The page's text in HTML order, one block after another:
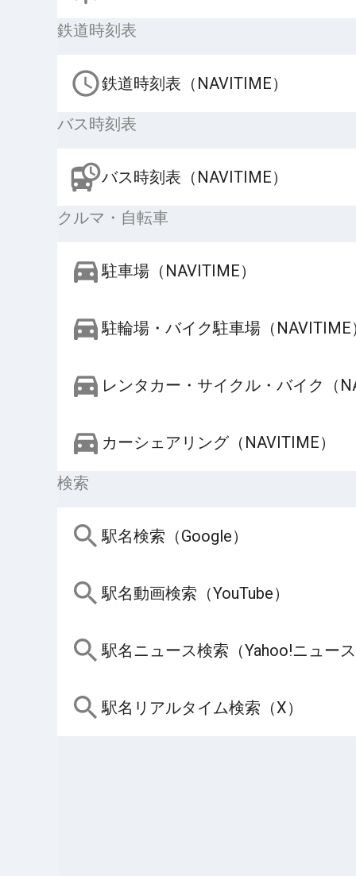
鉄道時刻表
鉄道時刻表（NAVITIME）
バス時刻表
バス時刻表（NAVITIME）
クルマ・自転車
駐車場（NAVITIME）
駐輪場・バイク駐車場（NAVITIME
レンタカー・サイクル・バイク（
カーシェアリング（NAVITIME）
検索
駅名検索（Google）
駅名動画検索（YouTube）
駅名ニュース検索（Yahoo!ニュー
駅名リアルタイム検索（X）